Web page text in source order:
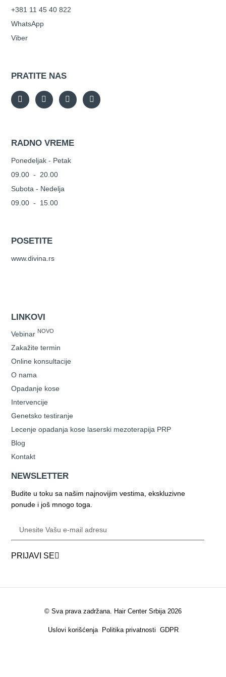
+381 11 45 40 822
WhatsApp
Viber
PRATITE NAS
RADNO VREME
Ponedeljak - Petak
09.00 - 20.00
Subota - Nedelja
09.00 - 15.00
POSETITE
www.divina.rs
LINKOVI
Vebinar NOVO
Zakažite termin
Online konsultacije
O nama
Opadanje kose
Intervencije
Genetsko testiranje
Lecenje opadanja kose laserski mezoterapija PRP
Blog
Kontakt
NEWSLETTER
Budite u toku sa našim najnovijim vestima, ekskluzivne
ponude i još mnogo toga.
PRIJAVI SE
© Sva prava zadržana. Hair Center Srbija 2026
Uslovi korišćenja Politika privatnosti GDPR